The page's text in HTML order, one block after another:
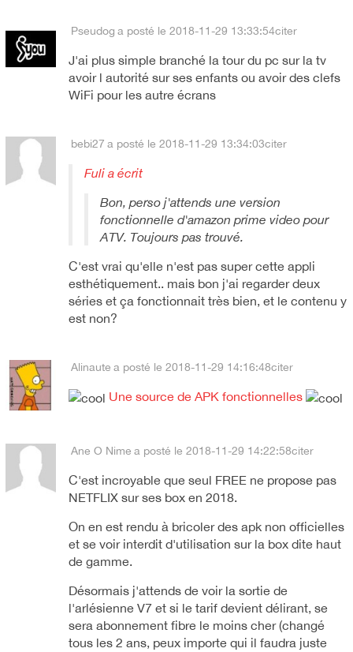
Pseudog a posté le 2018-11-29 13:33:54citer
J'ai plus simple branché la tour du pc sur la tv
avoir l autorité sur ses enfants ou avoir des clefs
WiFi pour les autre écrans
bebi27 a posté le 2018-11-29 13:34:03citer
Fuli a écrit
Bon, perso j'attends une version
fonctionnelle d'amazon prime video pour
ATV. Toujours pas trouvé.
C'est vrai qu'elle n'est pas super cette appli
esthétiquement.. mais bon j'ai regarder deux
séries et ça fonctionnait très bien, et le contenu y
est non?
Alinaute a posté le 2018-11-29 14:16:48citer
Une source de APK fonctionnelles
Ane O Nime a posté le 2018-11-29 14:22:58citer
C'est incroyable que seul FREE ne propose pas
NETFLIX sur ses box en 2018.
On en est rendu à bricoler des apk non officielles
et se voir interdit d'utilisation sur la box dite haut
de gamme.
Désormais j'attends de voir la sortie de
l'arlésienne V7 et si le tarif devient délirant, se
sera abonnement fibre le moins cher (changé
tous les 2 ans, peux importe qui il faudra juste